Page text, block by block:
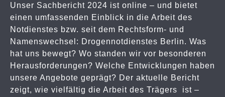
Unser Sachbericht 2024 ist online – und bietet
einen umfassenden Einblick in die Arbeit des
Notdienstes bzw. seit dem Rechtsform- und
Namenswechsel: Drogennotdienstes Berlin. Was
hat uns bewegt? Wo standen wir vor besonderen
Herausforderungen? Welche Entwicklungen haben
unsere Angebote geprägt? Der aktuelle Bericht
zeigt, wie vielfältig die Arbeit des Trägers ist –